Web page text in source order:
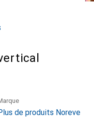
de produits Noreve